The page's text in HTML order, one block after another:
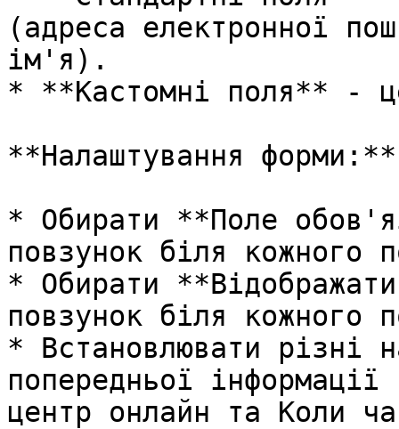
(адреса електронної
ім'я).
* **Кастомні поля** -
**Налаштування форми:**
* Обирати **Поле
повзунок біля кожного
* Обирати
повзунок біля кожного
* Встановлювати різні
попередньої
центр онлайн та Коли